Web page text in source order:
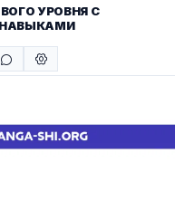
УРОВНЯ С